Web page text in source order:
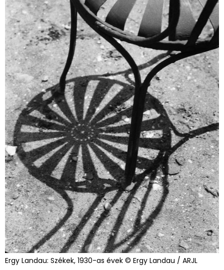
Ergy Landau: Székek, 1930-as évek © Ergy Landau / ARJL